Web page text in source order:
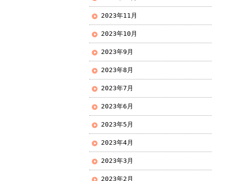
2023年11月
2023年10月
2023年9月
2023年8月
2023年7月
2023年6月
2023年5月
2023年4月
2023年3月
2023年2月